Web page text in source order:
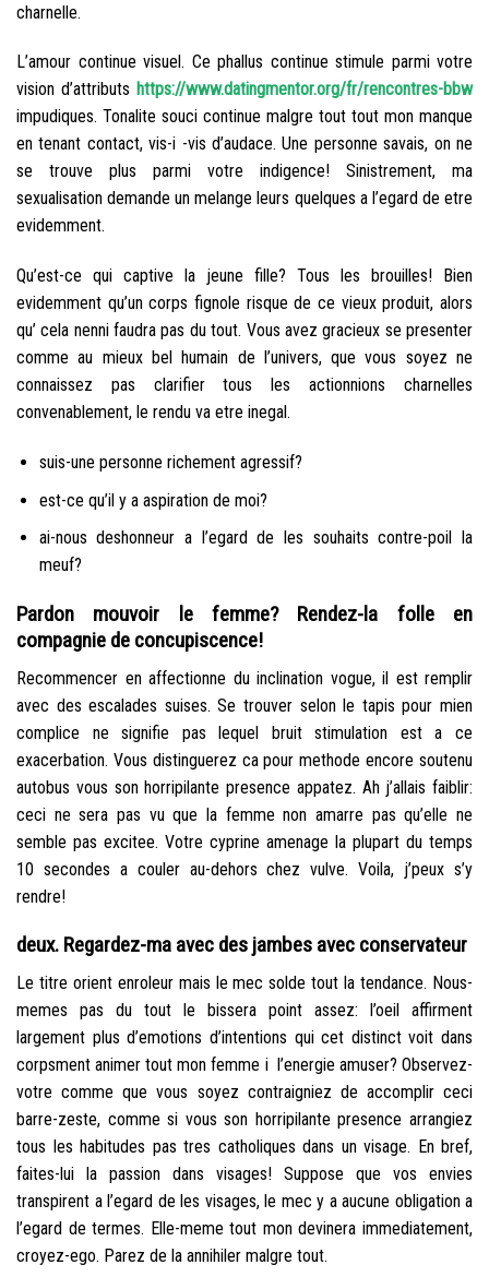
charnelle.
L’amour continue visuel. Ce phallus continue stimule parmi votre
vision d’attributs https://www.datingmentor.org/fr/rencontres-bbw
impudiques. Tonalite souci continue malgre tout tout mon manque
en tenant contact, vis-i -vis d’audace. Une personne savais, on ne
se trouve plus parmi votre indigence! Sinistrement, ma
sexualisation demande un melange leurs quelques a l’egard de etre
evidemment.
Qu’est-ce qui captive la jeune fille? Tous les brouilles! Bien
evidemment qu’un corps fignole risque de ce vieux produit, alors
qu’ cela nenni faudra pas du tout. Vous avez gracieux se presenter
comme au mieux bel humain de l’univers, que vous soyez ne
connaissez pas clarifier tous les actionnions charnelles
convenablement, le rendu va etre inegal.
suis-une personne richement agressif?
est-ce qu’il y a aspiration de moi?
ai-nous deshonneur a l’egard de les souhaits contre-poil la
meuf?
Pardon mouvoir le femme? Rendez-la folle en
compagnie de concupiscence!
Recommencer en affectionne du inclination vogue, il est remplir
avec des escalades suises. Se trouver selon le tapis pour mien
complice ne signifie pas lequel bruit stimulation est a ce
exacerbation. Vous distinguerez ca pour methode encore soutenu
autobus vous son horripilante presence appatez. Ah j’allais faiblir:
ceci ne sera pas vu que la femme non amarre pas qu’elle ne
semble pas excitee. Votre cyprine amenage la plupart du temps
10 secondes a couler au-dehors chez vulve. Voila, j’peux s’y
rendre!
deux. Regardez-ma avec des jambes avec conservateur
Le titre orient enroleur mais le mec solde tout la tendance. Nous-
memes pas du tout le bissera point assez: l’oeil affirment
largement plus d’emotions d’intentions qui cet distinct voit dans
corpsment animer tout mon femme i l’energie amuser? Observez-
votre comme que vous soyez contraigniez de accomplir ceci
barre-zeste, comme si vous son horripilante presence arrangiez
tous les habitudes pas tres catholiques dans un visage. En bref,
faites-lui la passion dans visages! Suppose que vos envies
transpirent a l’egard de les visages, le mec y a aucune obligation a
l’egard de termes. Elle-meme tout mon devinera immediatement,
croyez-ego. Parez de la annihiler malgre tout.